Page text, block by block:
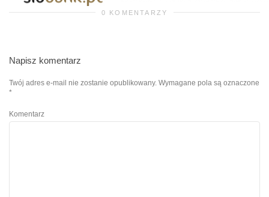
0 KOMENTARZY
Napisz komentarz
Twój adres e-mail nie zostanie opublikowany. Wymagane pola są oznaczone
*
Komentarz